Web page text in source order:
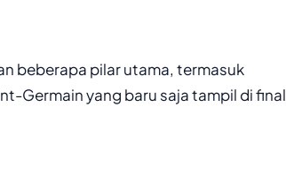
beberapa pilar utama, termasuk
Germain yang baru saja tampil di final